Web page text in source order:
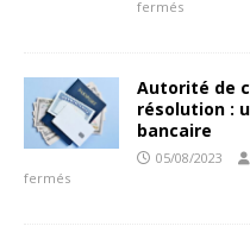
fermés
Autorité de
résolution :
bancaire
05/08/2023
fermés